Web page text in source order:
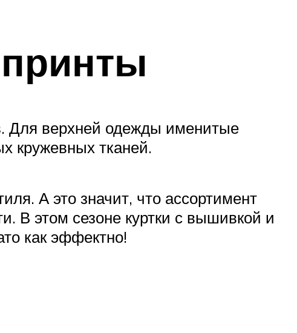
Для верхней одежды именитые
кружевных тканей.
А это значит, что ассортимент
В этом сезоне куртки с вышивкой и
как эффектно!